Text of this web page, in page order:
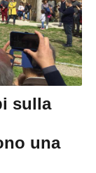
sulla
una